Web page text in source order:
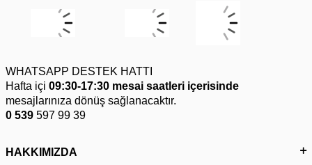
WHATSAPP DESTEK HATTI
Hafta içi 09:30-17:30 mesai saatleri içerisinde
mesajlarınıza dönüş sağlanacaktır.
0 539 597 99 39
HAKKIMIZDA